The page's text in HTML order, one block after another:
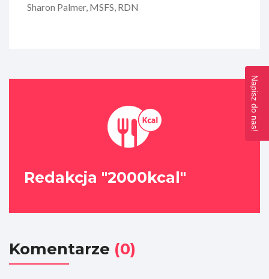
Sharon Palmer, MSFS, RDN
Redakcja "2000kcal"
Komentarze (0)
Napisz do nas!